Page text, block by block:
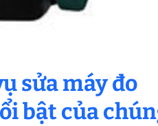
sửa máy đo
bật của